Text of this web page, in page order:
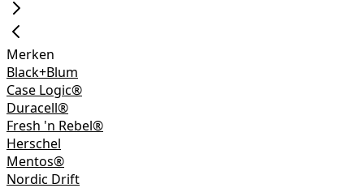
Merken
Black+Blum
Case Logic®
Duracell®
Fresh 'n Rebel®
Herschel
Mentos®
Nordic Drift